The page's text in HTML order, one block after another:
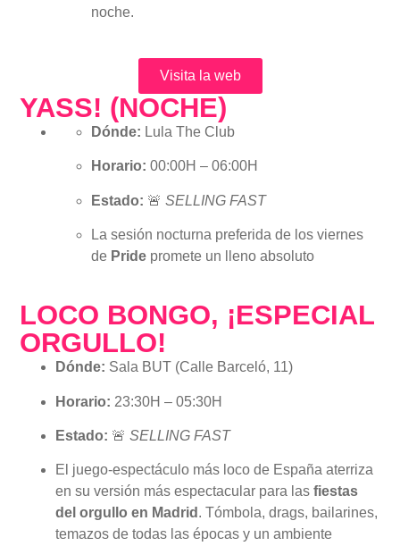
noche.
Visita la web
YASS! (NOCHE)
Dónde: Lula The Club
Horario: 00:00H – 06:00H
Estado: 🚨SELLING FAST
La sesión nocturna preferida de los viernes
de Pride promete un lleno absoluto
LOCO BONGO, ¡ESPECIAL
ORGULLO!
Dónde: Sala BUT (Calle Barceló, 11)
Horario: 23:30H – 05:30H
Estado: 🚨SELLING FAST
El juego-espectáculo más loco de España aterriza
en su versión más espectacular para lasfiestas
del orgullo en Madrid . Tómbola, drags, bailarines,
temazos de todas las épocas y un ambiente